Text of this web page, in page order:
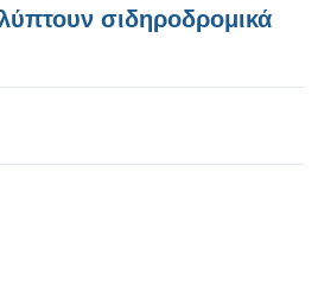
σιδηροδρομικά